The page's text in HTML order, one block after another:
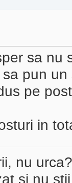
sa nu
pun
pe
in
nu
si nu